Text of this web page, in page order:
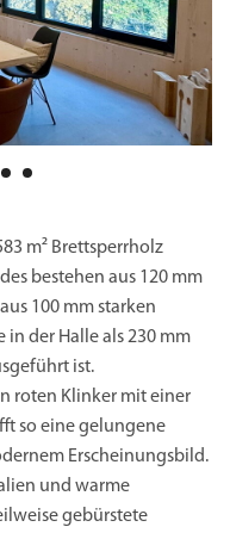
m² Brettsperrholz
bestehen aus 120 mm
100 mm starken
der Halle als 230 mm
ist.
roten Klinker mit einer
so eine gelungene
Erscheinungsbild.
und warme
gebürstete